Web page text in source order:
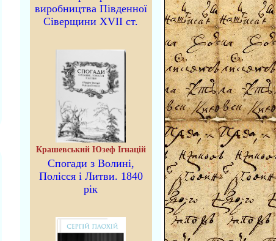
виробництва Південної
Сіверщини XVII ст.
Крашевський Юзеф Ігнацій
Спогади з Волині,
Полісся і Литви. 1840
рік